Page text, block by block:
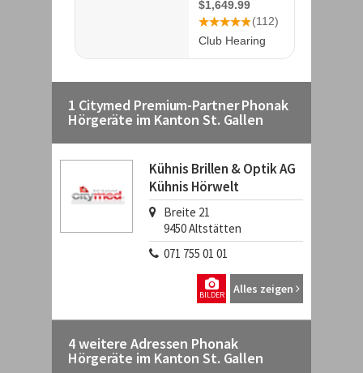
1 Citymed Premium-Partner Phonak
Hörgeräte im Kanton St. Gallen
Kühnis Brillen & Optik AG
Kühnis Hörwelt
Breite 21
9450Altstätten
071 755 01 01
Alles zeigen
BILDER
4 weitere Adressen Phonak
Hörgeräte im Kanton St. Gallen